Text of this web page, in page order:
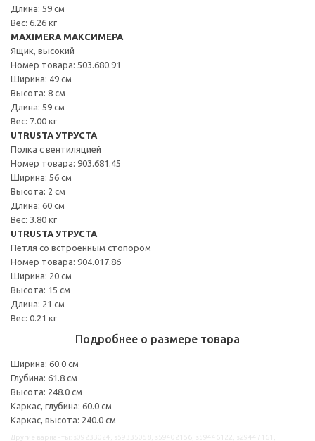
Длина: 59 см
Вес: 6.26 кг
MAXIMERA МАКСИМЕРА
Ящик, высокий
Номер товара: 503.680.91
Ширина: 49 см
Высота: 8 см
Длина: 59 см
Вес: 7.00 кг
UTRUSTA УТРУСТА
Полка с вентиляцией
Номер товара: 903.681.45
Ширина: 56 см
Высота: 2 см
Длина: 60 см
Вес: 3.80 кг
UTRUSTA УТРУСТА
Петля со встроенным стопором
Номер товара: 904.017.86
Ширина: 20 см
Высота: 15 см
Длина: 21 см
Вес: 0.21 кг
Подробнее о размере товара
Ширина: 60.0 см
Глубина: 61.8 см
Высота: 248.0 см
Каркас, глубина: 60.0 см
Каркас, высота: 240.0 см